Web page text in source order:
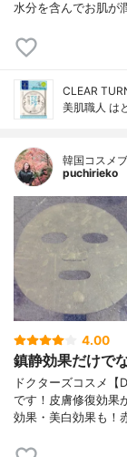
水分を含んでお肌が
CLEAR
美肌職人 は
韓国コスメ
puchirieko
4.00
鎮静効果だけで
ドクターズコスメ【
です！皮膚修復効果
効果・美白効果も！